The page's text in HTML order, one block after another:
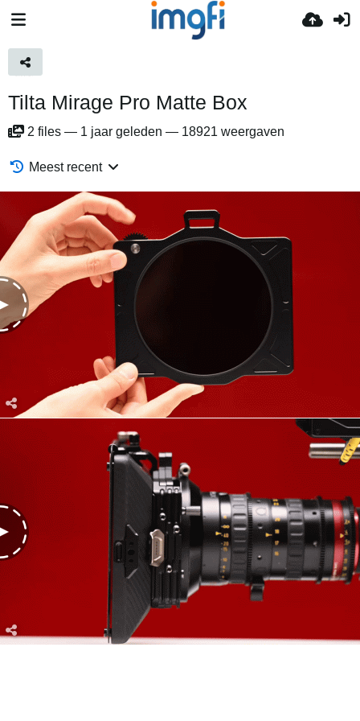
Tilta Mirage Pro Matte Box
2 files — 1 jaar geleden — 18921 weergaven
Meest recent